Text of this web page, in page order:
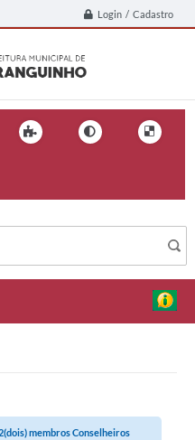
Login / Cadastro
membros Conselheiros